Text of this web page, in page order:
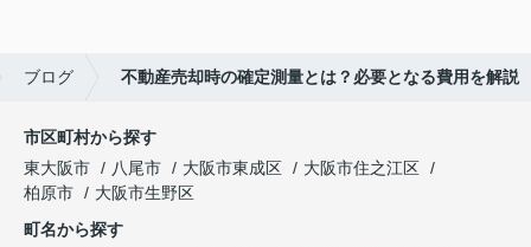
ブログ 不動産売却時の確定測量とは？必要となる費用を解説
市区町村から探す
東大阪市
八尾市 大阪市東成区
大阪市住之江区
柏原市
大阪市生野区
町名から探す